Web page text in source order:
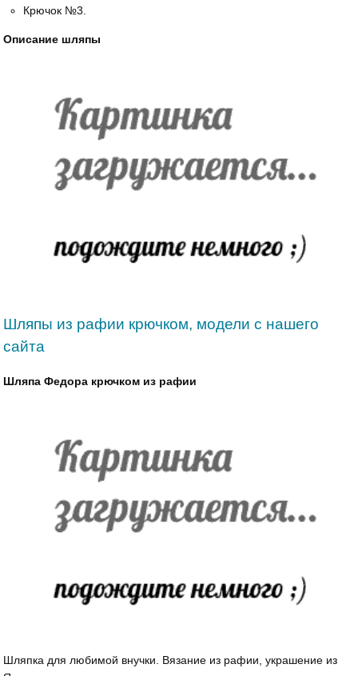
Крючок №3.
Описание шляпы
Шляпы из рафии крючком, модели с нашего
сайта
Шляпа Федора крючком из рафии
Шляпка для любимой внучки. Вязание из рафии, украшение из